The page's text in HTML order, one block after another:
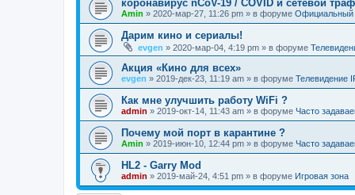
коронавирус nCoV-19 / COVID и сетевой
Amin » 2020-мар-27, 11:26 pm » в форуме
Дарим кино и сериалы!
evgen » 2020-мар-04, 4:19 pm » в форуме
Акция «Кино для всех»
evgen » 2019-дек-23, 11:19 am » в форуме Телевидение
Как мне улучшить работу WiFi ?
admin » 2019-окт-14, 11:43 am » в форуме Часто
Почему мой порт в карантине ?
Amin » 2019-июн-10, 12:44 pm » в форуме Часто
HL2 - Garry Mod
admin » 2019-май-24, 4:51 pm » в форуме Игровая зона